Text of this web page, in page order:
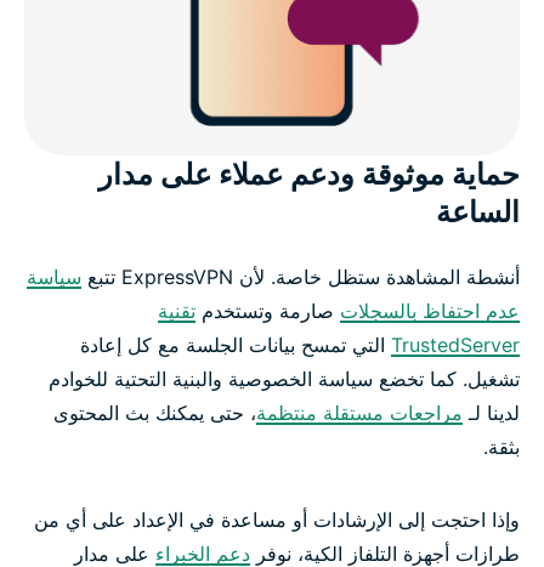
حماية موثوقة ودعم عملاء على مدار
الساعة
أنشطة المشاهدة ستظل خاصة. لأن ExpressVPN تتبع
سياسة
عدم احتفاظ بالسجلات صارمة وتستخدم تقنية
TrustedServer التي تمسح بيانات الجلسة مع كل إعادة
تشغيل. كما تخضع سياسة الخصوصية والبنية التحتية للخوادم
لدينا لـ مراجعات مستقلة منتظمة، حتى يمكنك بث المحتوى
بثقة.
وإذا احتجت إلى الإرشادات أو مساعدة في الإعداد على أي من
طرازات أجهزة التلفاز الكية، نوفر دعم الخبراء على مدار